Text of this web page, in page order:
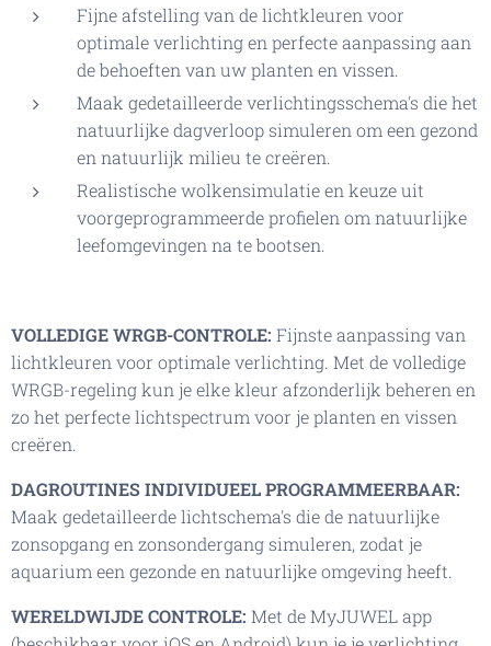
Fijne afstelling van de lichtkleuren voor
optimale verlichting en perfecte aanpassing aan
de behoeften van uw planten en vissen.
Maak gedetailleerde verlichtingsschema's die het
natuurlijke dagverloop simuleren om een gezond
en natuurlijk milieu te creëren.
Realistische wolkensimulatie en keuze uit
voorgeprogrammeerde profielen om natuurlijke
leefomgevingen na te bootsen.
VOLLEDIGE WRGB-CONTROLE: Fijnste aanpassing van
lichtkleuren voor optimale verlichting. Met de volledige
WRGB-regeling kun je elke kleur afzonderlijk beheren en
zo het perfecte lichtspectrum voor je planten en vissen
creëren.
DAGROUTINES INDIVIDUEEL PROGRAMMEERBAAR:
Maak gedetailleerde lichtschema's die de natuurlijke
zonsopgang en zonsondergang simuleren, zodat je
aquarium een gezonde en natuurlijke omgeving heeft.
WERELDWIJDE CONTROLE: Met de MyJUWEL app